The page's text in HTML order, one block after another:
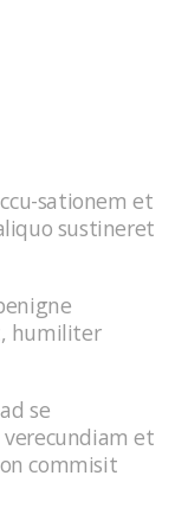
sationem et
sustineret
humiliter
se
et
commisit